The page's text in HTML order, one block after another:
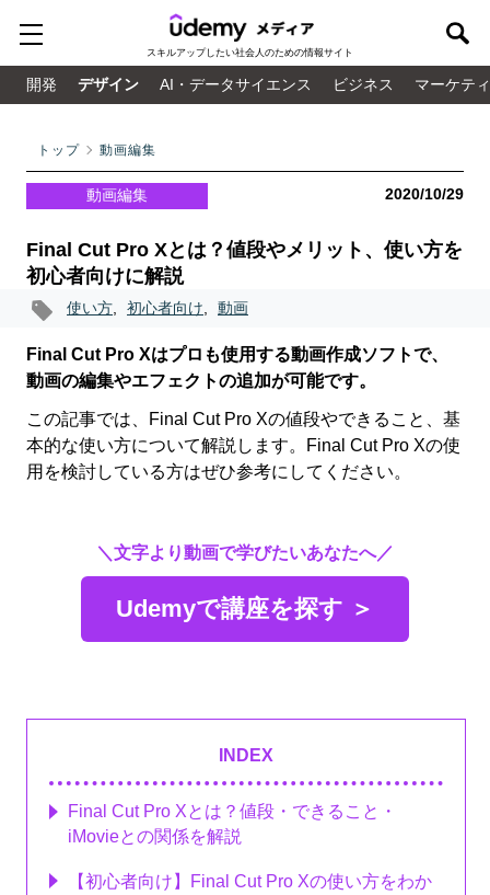
スキルアップしたい社会人のための情報サイト
開発 デザイン AI・データサイエンス ビジネス マーケテ
トップ 動画編集
動画編集 2020/10/29
Final Cut Pro Xとは？値段やメリット、使い方を
初心者向けに解説
使い方 初心者向け 動画
Final Cut Pro Xはプロも使用する動画作成ソフトで、
動画の編集やエフェクトの追加が可能です。
この記事では、Final Cut Pro Xの値段やできること、基
本的な使い方について解説します。Final Cut Pro Xの使
用を検討している方はぜひ参考にしてください。
＼文字より動画で学びたいあなたへ／
Udemyで講座を探す ＞
INDEX
Final Cut Pro Xとは？値段・できること・
iMovieとの関係を解説
【初心者向け】Final Cut Pro Xの使い方をわか